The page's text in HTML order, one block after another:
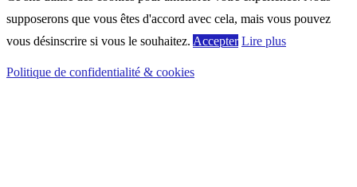
supposerons que vous êtes d'accord avec cela, mais vous pouvez
vous désinscrire si vous le souhaitez. Accepter Lire plus
Politique de confidentialité & cookies